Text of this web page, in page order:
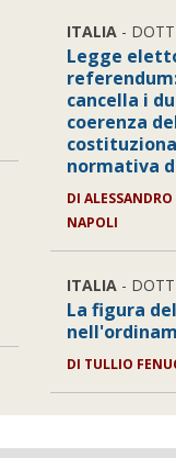
ITALIA -
Legge
cancella i
coerenza
normativa
DI
NAPOLI
ITALIA -
La figura
DI TULLIO